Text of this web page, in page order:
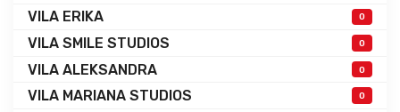
VILA ERIKA 0
VILA SMILE STUDIOS 0
VILA ALEKSANDRA 0
VILA MARIANA STUDIOS 0